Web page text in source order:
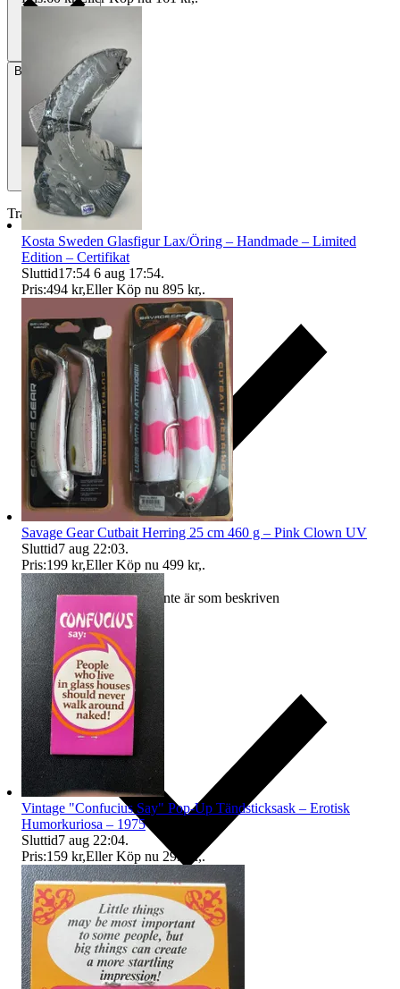
Betalning Via Tradera
Traderas köparskydd
Ersättning om varan inte är som beskriven
Ersättning om du inte får din vara
Kosta Sweden Glasfigur Lax/Öring – Handmade – Limited
Edition – Certifikat
Sluttid17:54 6 aug 17:54.
Pris:494 kr,Eller Köp nu 895 kr,.
Savage Gear Cutbait Herring 25 cm 460 g – Pink Clown UV
Sluttid7 aug 22:03.
Pris:199 kr,Eller Köp nu 499 kr,.
Vintage "Confucius Say" Pop-Up Tändsticksask – Erotisk
Humorkuriosa – 1975
Sluttid7 aug 22:04.
Pris:159 kr,Eller Köp nu 299 kr,.